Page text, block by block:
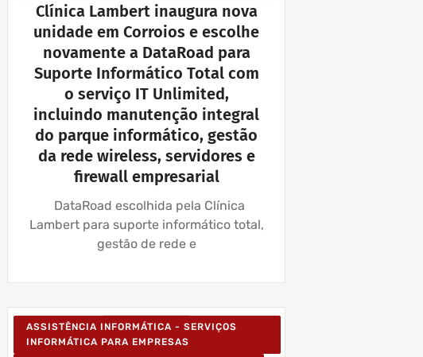
Clínica Lambert inaugura nova
unidade em Corroios e escolhe
novamente a DataRoad para
Suporte Informático Total com
o serviço IT Unlimited,
incluindo manutenção integral
do parque informático, gestão
da rede wireless, servidores e
firewall empresarial
DataRoad escolhida pela Clínica
Lambert para suporte informático total,
gestão de rede e
ASSISTÊNCIA INFORMÁTICA - SERVIÇOS
INFORMÁTICA PARA EMPRESAS